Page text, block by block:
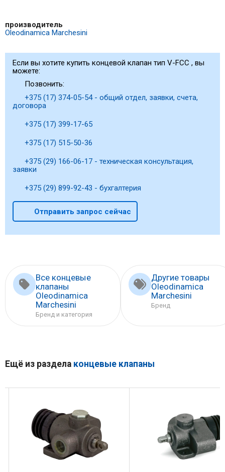
производитель
Oleodinamica Marchesini
Если вы хотите купить концевой клапан тип V-FCC , вы
можете:
Позвонить:
+375 (17) 374-05-54 - общий отдел, заявки, счета,
договора
+375 (17) 399-17-65
+375 (17) 515-50-36
+375 (29) 166-06-17 - техническая консультация,
заявки
+375 (29) 899-92-43 - бухгалтерия
Отправить запрос сейчас
Все концевые
клапаны
Oleodinamica
Marchesini
Бренд и категория
Другие товары
Oleodinamica
Marchesini
Бренд
Ещё из раздела концевые клапаны